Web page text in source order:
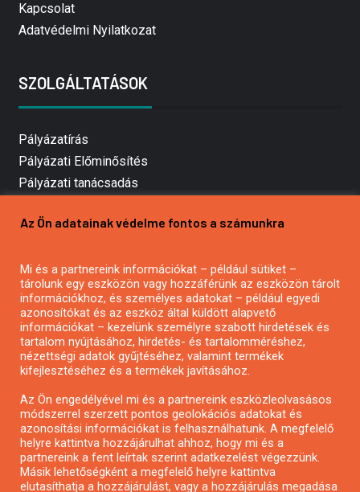
Kapcsolat
Adatvédelmi Nyilatkozat
SZOLGÁLTATÁSOK
Pályázatírás
Pályázati Előminősítés
Pályázati tanácsadás
Mezőgazdasági pályázatírás
Pályázatírás civil szervezeteknek
Pályázatírás önkormányzatoknak
Pályázatfigyelés
Specifikus pályázatfigyelés vagy hírlevél
Pályázatok magánszemélyeknek
Pályázatok civil szervezeteknek
Pályázatok vállalkozásoknak
Az Ön adatainak védelme fontos a számunkra
Mi és a partnereink információkat – például sütiket –
tárolunk egy eszközön vagy hozzáférünk az eszközön tárolt
információkhoz, és személyes adatokat – például egyedi
azonosítókat és az eszköz által küldött alapvető
információkat – kezelünk személyre szabott hirdetések és
tartalom nyújtásához, hirdetés- és tartalomméréshez,
nézettségi adatok gyűjtéséhez, valamint termékek
kifejlesztéséhez és a termékek javításához.
Az Ön engedélyével mi és a partnereink eszközleolvasásos
módszerrel szerzett pontos geolokációs adatokat és
azonosítási információkat is felhasználhatunk. A megfelelő
helyre kattintva hozzájárulhat ahhoz, hogy mi és a
partnereink a fent leírtak szerint adatkezelést végezzünk.
Másik lehetőségként a megfelelő helyre kattintva
elutasíthatja a hozzájárulást, vagy a hozzájárulás megadása